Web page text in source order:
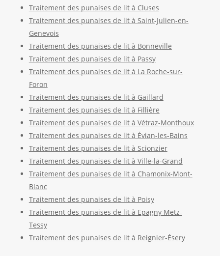
Traitement des punaises de lit à Cluses
Traitement des punaises de lit à Saint-Julien-en-
Genevois
Traitement des punaises de lit à Bonneville
Traitement des punaises de lit à Passy
Traitement des punaises de lit à La Roche-sur-
Foron
Traitement des punaises de lit à Gaillard
Traitement des punaises de lit à Fillière
Traitement des punaises de lit à Vétraz-Monthoux
Traitement des punaises de lit à Évian-les-Bains
Traitement des punaises de lit à Scionzier
Traitement des punaises de lit à Ville-la-Grand
Traitement des punaises de lit à Chamonix-Mont-
Blanc
Traitement des punaises de lit à Poisy
Traitement des punaises de lit à Epagny Metz-
Tessy
Traitement des punaises de lit à Reignier-Ésery